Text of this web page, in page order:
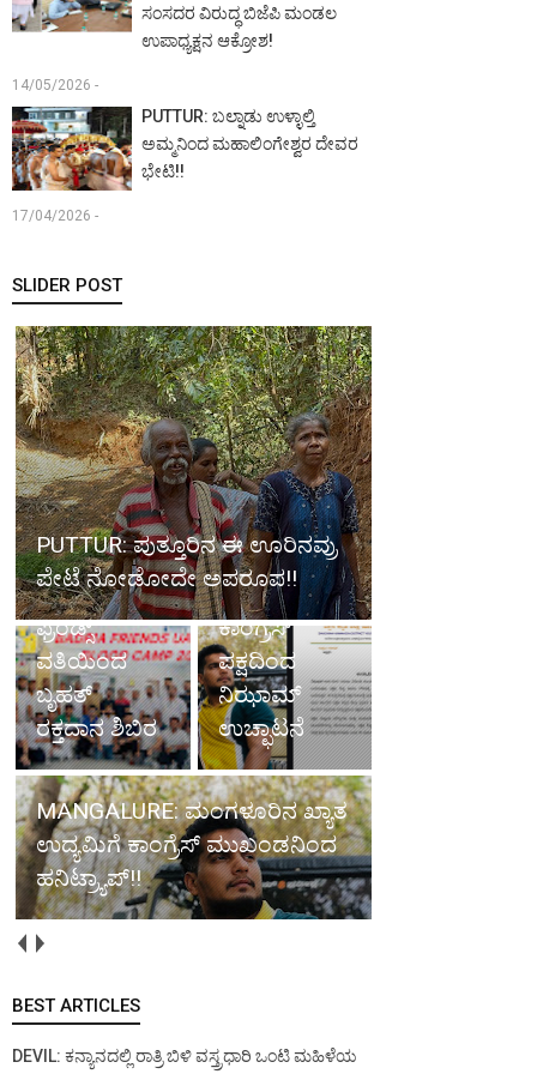
ಸಂಸದರ ವಿರುದ್ಧ ಬಿಜೆಪಿ ಮಂಡಲ
ಉಪಾಧ್ಯಕ್ಷನ ಆಕ್ರೋಶ!
14/05/2026 -
PUTTUR: ಬಲ್ನಾಡು ಉಳ್ಳಾಲ್ತಿ
ಅಮ್ಮನಿಂದ ಮಹಾಲಿಂಗೇಶ್ವರ ದೇವರ
ಭೇಟಿ!!
17/04/2026 -
SLIDER POST
PUTTUR: ಪುತ್ತೂರಿನ ಈ ಊರಿನವ್ರು
ಪೇಟೆ ನೋಡೋದೇ ಅಪರೂಪ!!
ದುಬೈ: ಬದ್ರಿಯಾ
ಫ್ರೆಂಡ್ಸ್
ವತಿಯಿಂದ
ಬೃಹತ್
ರಕ್ತದಾನ ಶಿಬಿರ
MANGALURU:
ಖ್ಯಾತ
ಉದ್ಯಮಿಗೆ
ಹನಿಟ್ರ್ಯಾಪ್;
ಕಾಂಗ್ರೆಸ್
ಪಕ್ಷದಿಂದ
ನಿಝಾಮ್
ಉಚ್ಛಾಟನೆ
MANGALURE: ಮಂಗಳೂರಿನ ಖ್ಯಾತ
ಉದ್ಯಮಿಗೆ ಕಾಂಗ್ರೆಸ್ ಮುಖಂಡನಿಂದ
ಹನಿಟ್ರ್ಯಾಪ್!!
BEST ARTICLES
DEVIL: ಕನ್ಯಾನದಲ್ಲಿ ರಾತ್ರಿ ಬಿಳಿ ವಸ್ತ್ರಧಾರಿ ಒಂಟಿ ಮಹಿಳೆಯ